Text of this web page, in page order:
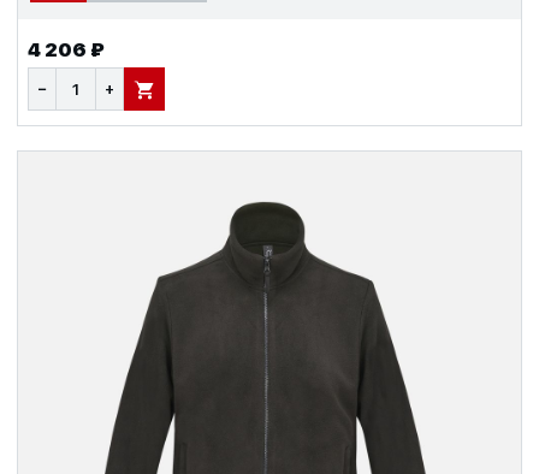
4 206 ₽
− + В КОРЗИНУ